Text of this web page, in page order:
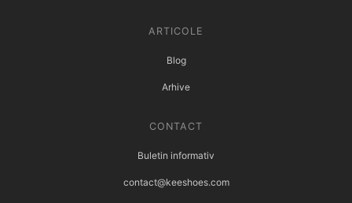
ARTICOLE
Blog
Arhive
CONTACT
Buletin informativ
contact@keeshoes.com